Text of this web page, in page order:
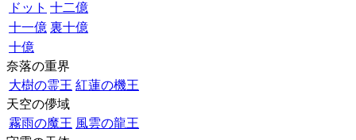
ドット 十二億
十一億 裏十億
十億
奈落の重界
大樹の霊王 紅蓮の機王
天空の儚域
霧雨の魔王 風雲の龍王